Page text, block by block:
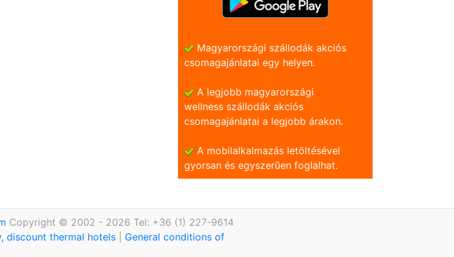
Magyarországi szállodák akciós
csomagajánlatai egy helyen.
A legjobb magyarországi
wellness szállodák akciós
csomagajánlatai a legjobb árakon.
A mobilalkalmazás letöltésével
gyorsan és egyszerũen foglalhat.
Copyright © 2002 - 2026 Tel: +36 (1) 227-9614
discount thermal hotels
General conditions of